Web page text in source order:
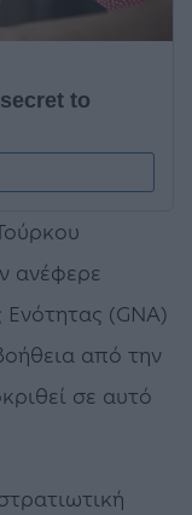
ανέφερε
(GNA)
από την
σε αυτό